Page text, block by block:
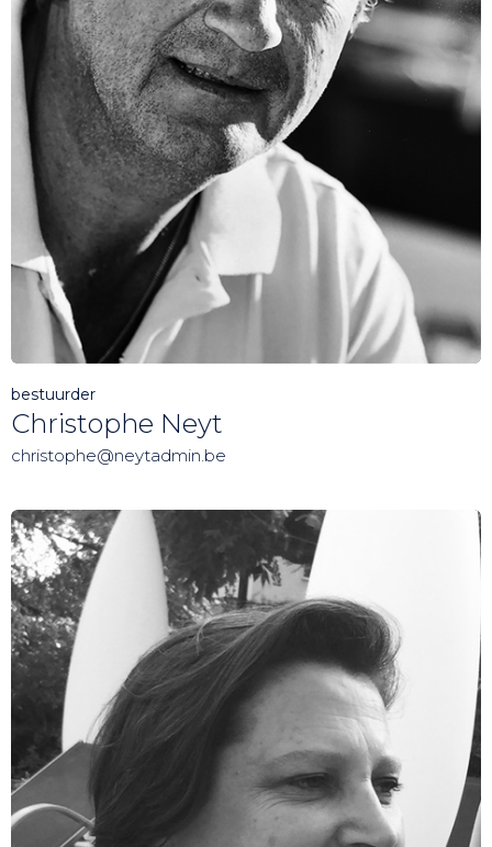
bestuurder
Christophe Neyt
christophe@neytadmin.be